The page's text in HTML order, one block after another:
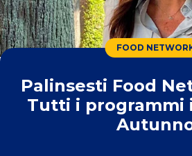
FOOD
Palinsesti Food
Tutti i programmi